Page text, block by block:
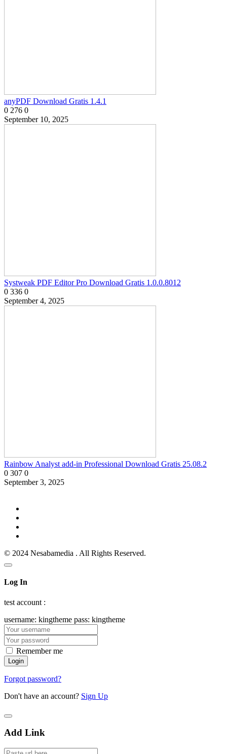
anyPDF Download Gratis 1.4.1
0 276 0
September 10, 2025
Systweak PDF Editor Pro Download Gratis 1.0.0.8012
0 336 0
September 4, 2025
Rainbow Analyst add-in Professional Download Gratis 25.08.2
0 307 0
September 3, 2025
© 2024 Nesabamedia . All Rights Reserved.
Log In
test account :
username: kingtheme pass: kingtheme
Remember me
Forgot password?
Don't have an account? Sign Up
Add Link